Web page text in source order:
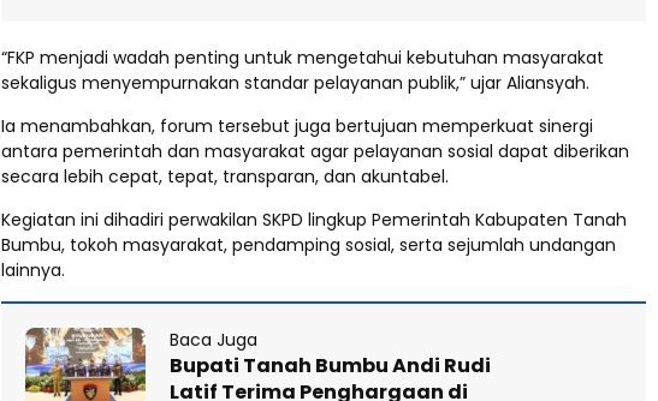
“FKP menjadi wadah penting untuk mengetahui kebutuhan masyarakat
sekaligus menyempurnakan standar pelayanan publik,” ujar Aliansyah.
Ia menambahkan, forum tersebut juga bertujuan memperkuat sinergi
antara pemerintah dan masyarakat agar pelayanan sosial dapat diberikan
secara lebih cepat, tepat, transparan, dan akuntabel.
Kegiatan ini dihadiri perwakilan SKPD lingkup Pemerintah Kabupaten Tanah
Bumbu, tokoh masyarakat, pendamping sosial, serta sejumlah undangan
lainnya.
Baca Juga
Bupati Tanah Bumbu Andi Rudi
Latif Terima Penghargaan di